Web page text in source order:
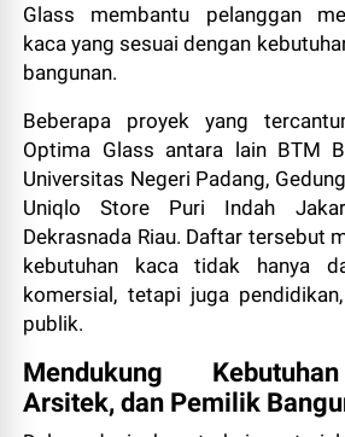
Glass membantu pelanggan
kaca yang sesuai dengan
bangunan.
Beberapa proyek yang
Optima Glass antara lain BTM
Universitas Negeri Padang,
Uniqlo Store Puri Indah
Dekrasnada Riau. Daftar tersebut
kebutuhan kaca tidak hanya
komersial, tetapi juga
publik.
Mendukung
Arsitek, dan Pemilik